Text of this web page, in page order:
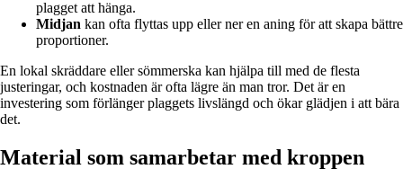
plagget att hänga.
Midjan kan ofta flyttas upp eller ner en aning för att skapa bättre
proportioner.
En lokal skräddare eller sömmerska kan hjälpa till med de flesta
justeringar, och kostnaden är ofta lägre än man tror. Det är en
investering som förlänger plaggets livslängd och ökar glädjen i att bära
det.
Material som samarbetar med kroppen